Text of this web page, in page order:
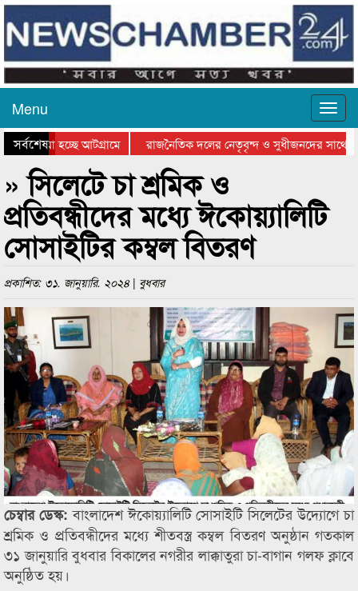
Menu
সর্বশেষ
যাওয়া হচ্ছে আটগ্রামে
রাজনৈতিক দলের নেতৃবৃন্দ ও সুধীজনদের সাথে
পুরস্কার বিতরণ সম্পন্ন
সিলেটে বাংলাদেশ গ্রুপ থিয়েটার ফেডারেশানের
» সিলেটে চা শ্রমিক ও
প্রতিবন্ধীদের মধ্যে ঈকোয়্যালিটি
সোসাইটির কম্বল বিতরণ
প্রকাশিত: ৩১. জানুয়ারি. ২০২৪ | বুধবার
চেম্বার ডেস্ক:বাংলাদেশ ঈকোয়্যালিটি সোসাইটি সিলেটের উদ্যোগে চা
শ্রমিক ও প্রতিবন্ধীদের মধ্যে শীতবস্ত্র কম্বল বিতরণ অনুষ্ঠান গতকাল
৩১ জানুয়ারি বুধবার বিকালের নগরীর লাক্কাতুরা চা-বাগান গলফ ক্লাবে
অনুষ্ঠিত হয়।